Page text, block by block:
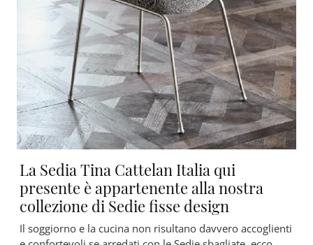
La Sedia Tina Cattelan Italia qui
presente è appartenente alla nostra
collezione di Sedie fisse design
Il soggiorno e la cucina non risultano davvero accoglienti